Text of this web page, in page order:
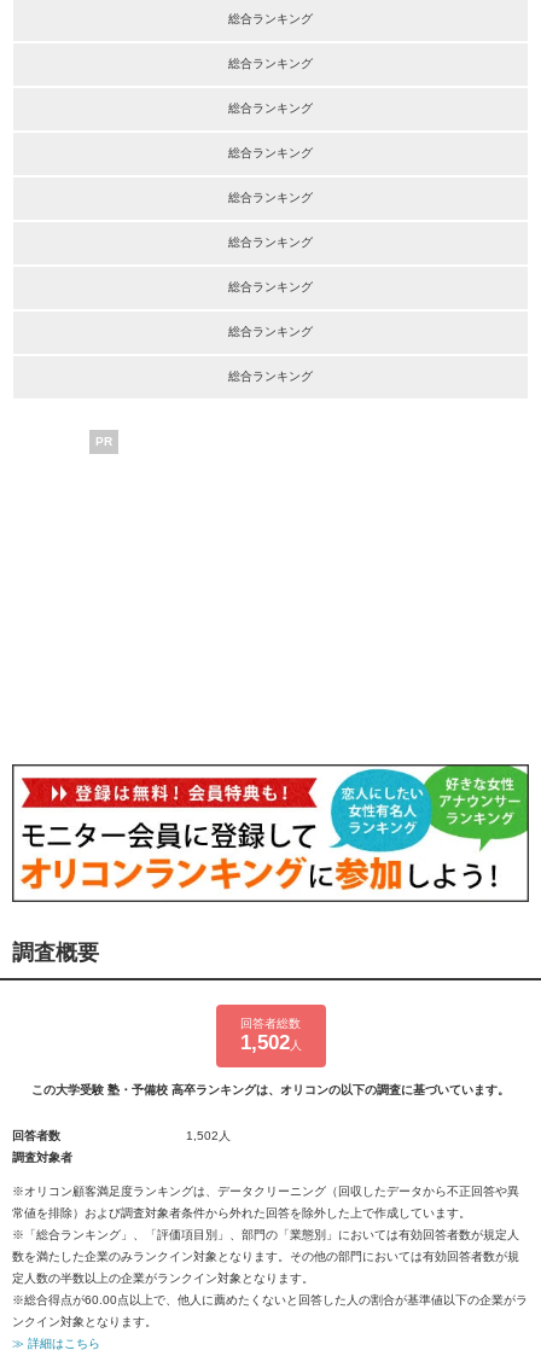
総合ランキング
総合ランキング
総合ランキング
総合ランキング
総合ランキング
総合ランキング
総合ランキング
総合ランキング
総合ランキング
PR
調査概要
回答者総数
1,502人
この大学受験 塾・予備校 高卒ランキングは、オリコンの以下の調査に基づいています。
回答者数
1,502人
調査対象者
※オリコン顧客満足度ランキングは、データクリーニング（回収したデータから不正回答や異
常値を排除）および調査対象者条件から外れた回答を除外した上で作成しています。
※「総合ランキング」、「評価項目別」、部門の「業態別」においては有効回答者数が規定人
数を満たした企業のみランクイン対象となります。その他の部門においては有効回答者数が規
定人数の半数以上の企業がランクイン対象となります。
※総合得点が60.00点以上で、他人に薦めたくないと回答した人の割合が基準値以下の企業がラ
ンクイン対象となります。
≫ 詳細はこちら